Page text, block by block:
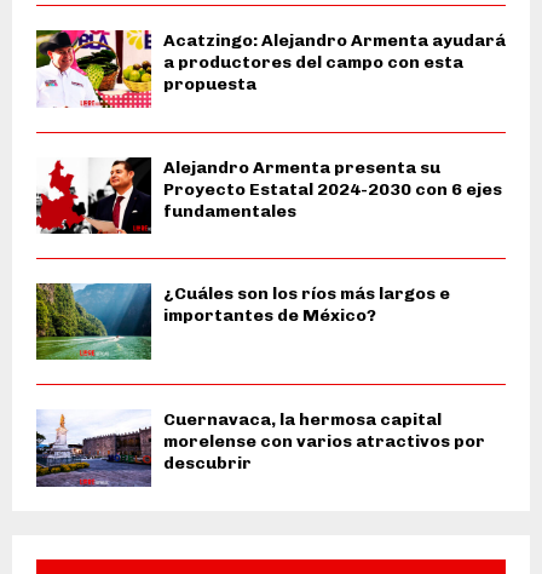
Acatzingo: Alejandro Armenta ayudará
a productores del campo con esta
propuesta
Alejandro Armenta presenta su
Proyecto Estatal 2024-2030 con 6 ejes
fundamentales
¿Cuáles son los ríos más largos e
importantes de México?
Cuernavaca, la hermosa capital
morelense con varios atractivos por
descubrir